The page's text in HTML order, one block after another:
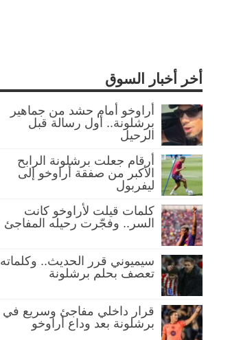
أخر أخبار السوق
أراوخو أمام حشد من جماهير
برشلونة.. أول رسالة قبل
الرحيل
أرقام جعلت برشلونة الرابح
الأكبر من صفقة أراوخو إلى
ليفربول
كلمات قيلت لأراوخو كانت
السر.. وفجّرت رحيله المفاجئ
سيميوني قرر الحديث.. وكلماته
تعصف بحلم برشلونة
قرار داخلي مفاجئ وسريع في
برشلونة بعد وداع أراوخو